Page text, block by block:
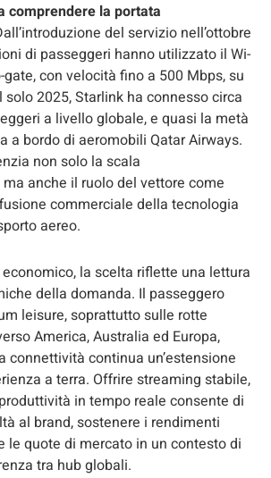
comprendere la portata
del servizio nell’ottobre
di passeggeri hanno utilizzato il Wi-
con velocità fino a 500 Mbps, su
2025, Starlink ha connesso circa
a livello globale, e quasi la metà
a bordo di aeromobili Qatar Airways.
non solo la scala
anche il ruolo del vettore come
commerciale della tecnologia
aereo.
la scelta riflette una lettura
della domanda. Il passeggero
leisure, soprattutto sulle rotte
America, Australia ed Europa,
connettività continua un’estensione
a terra. Offrire streaming stabile,
in tempo reale consente di
al brand, sostenere i rendimenti
le quote di mercato in un contesto di
tra hub globali.